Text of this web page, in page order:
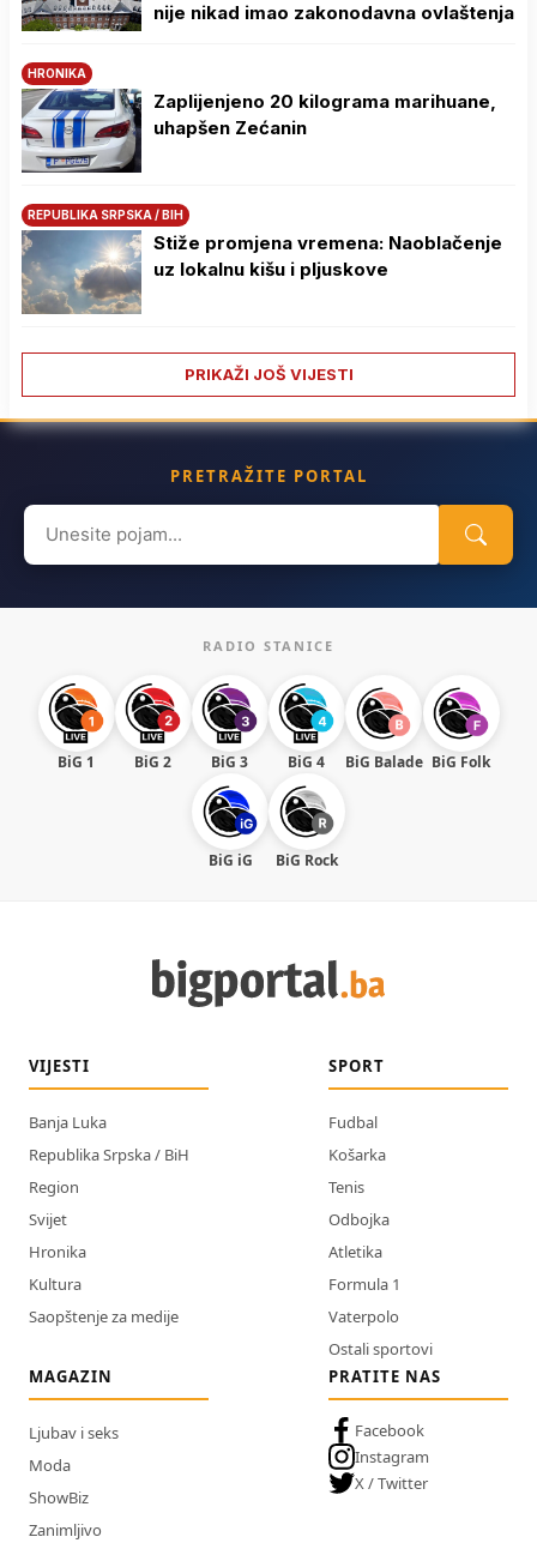
nije nikad imao zakonodavna ovlaštenja
HRONIKA
Zaplijenjeno 20 kilograma marihuane,
uhapšen Zećanin
REPUBLIKA SRPSKA / BIH
Stiže promjena vremena: Naoblačenje
uz lokalnu kišu i pljuskove
PRIKAŽI JOŠ VIJESTI
PRETRAŽITE PORTAL
Search
for:
RADIO STANICE
BiG 1 BiG 2 BiG 3 BiG 4 BiG Balade BiG Folk
BiG iG BiG Rock
VIJESTI
Banja Luka
Republika Srpska / BiH
Region
Svijet
Hronika
Kultura
Saopštenje za medije
SPORT
Fudbal
Košarka
Tenis
Odbojka
Atletika
Formula 1
Vaterpolo
Ostali sportovi
MAGAZIN
Ljubav i seks
Moda
ShowBiz
Zanimljivo
PRATITE NAS
Facebook
Instagram
X / Twitter